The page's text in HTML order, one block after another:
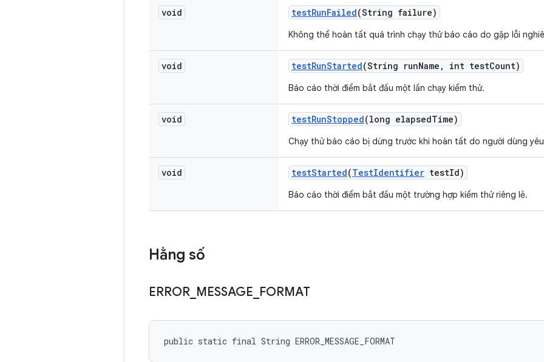
void testRunFailed(String failure)
Không thể hoàn tất quá trình chạy thử báo cáo do gặp lỗi
void testRunStarted(String runName , int testCount)
Báo cáo thời điểm bắt đầu một lần chạy kiểm thử.
void testRunStopped(long elapsedTime)
Chạy thử báo cáo bị dừng trước khi hoàn tất do người dùng
void testStarted(TestIdentifier testId)
Báo cáo thời điểm bắt đầu một trường hợp kiểm thử riêng lẻ.
Hằng số
ERROR MESSAGE FORMAT
public static final String ERROR_MESSAGE_FORMAT